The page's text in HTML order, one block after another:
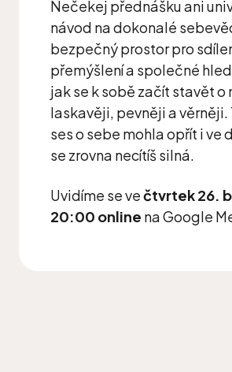
Nečekej přednášku ani
návod na dokonalé
bezpečný prostor pro
přemýšlení a společné
jak se k sobě začít stavět o
laskavěji, pevněji a věrněji.
ses o sebe mohla opřít i ve
se zrovna necítíš silná.
Uvidíme se večtvrtek 26.
20:00 online na Google